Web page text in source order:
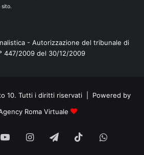
- Autorizzazione del tribunale di
447/2009 del 30/12/2009
10. Tutti i diritti riservati | Powered by
Roma Virtuale
You Instagram
TelegramTikTok